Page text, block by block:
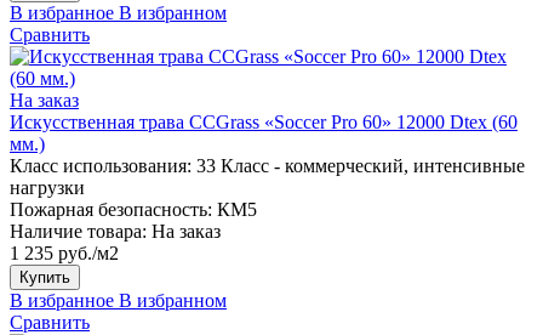
В избранное В избранном
Сравнить
На заказ
Искусственная трава CCGrass «Soccer Pro 60» 12000 Dtex (60
мм.)
Класс использования: 33 Класс - коммерческий, интенсивные
нагрузки
Пожарная безопасность: КМ5
Наличие товара: На заказ
1 235 руб./м2
Купить
В избранное В избранном
Сравнить